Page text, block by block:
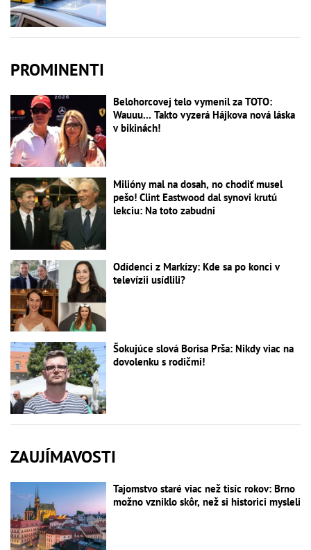
PROMINENTI
Belohorcovej telo vymenil za TOTO:
Wauuu... Takto vyzerá Hájkova nová láska
v bikinách!
Milióny mal na dosah, no chodiť musel
pešo! Clint Eastwood dal synovi krutú
lekciu: Na toto zabudni
Odídenci z Markízy: Kde sa po konci v
televízii usídlili?
Šokujúce slová Borisa Prša: Nikdy viac na
dovolenku s rodičmi!
ZAUJÍMAVOSTI
Tajomstvo staré viac než tisíc rokov: Brno
možno vzniklo skôr, než si historici mysleli